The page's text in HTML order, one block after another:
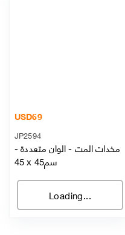
USD69
JP2594
مخدات المت -الوان متعددة-
45 x 45سم
Loading...